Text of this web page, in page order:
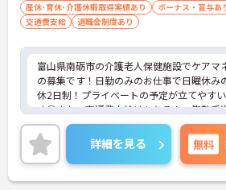
産休･育休･介護休暇取得実績あり
ボーナス・賞与あ
交通費支給
退職金制度あり
富山県南砺市の介護老人保健施設でケアマ
の募集です！日勤のみのお仕事で日曜休み
休2日制！プライベートの予定が立てやす
す◎また、交通費支給はもちろん、皆勤手
めとした各種手当に加え、昇給や計3.50ヵ
与実績ありで待遇面ばっちり！あなたの頑
っかり評価される職場です♪ご興味のある
ポイントをお伝えしますので、お気軽にご
さい！
詳細を見る 無料